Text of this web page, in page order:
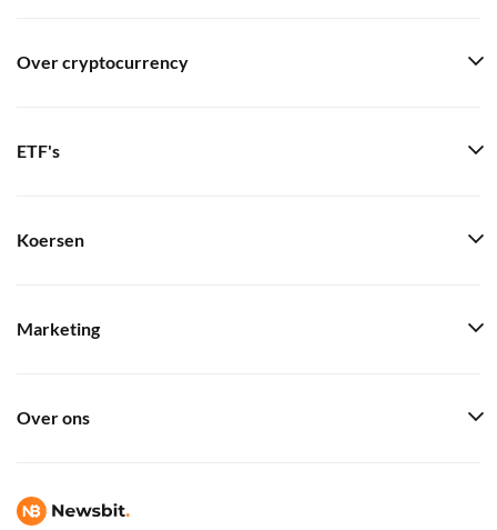
Over cryptocurrency
ETF's
Koersen
Marketing
Over ons